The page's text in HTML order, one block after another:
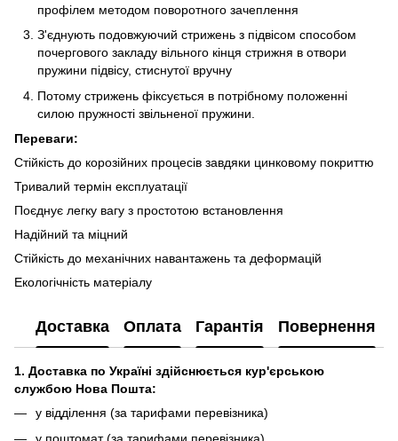
профілем методом поворотного зачеплення
З'єднують подовжуючий стрижень з підвісом способом
почергового закладу вільного кінця стрижня в отвори
пружини підвісу, стиснутої вручну
Потому стрижень фіксується в потрібному положенні
силою пружності звільненої пружини.
Переваги:
Стійкість до корозійних процесів завдяки цинковому покриттю
Тривалий термін експлуатації
Поєднує легку вагу з простотою встановлення
Надійний та міцний
Стійкість до механічних навантажень та деформацій
Екологічність матеріалу
Доставка Оплата Гарантія Повернення
1. Доставка по Україні здійснюється кур'єрською
службою Нова Пошта:
у відділення (за тарифами перевізника)
у поштомат (за тарифами перевізника)